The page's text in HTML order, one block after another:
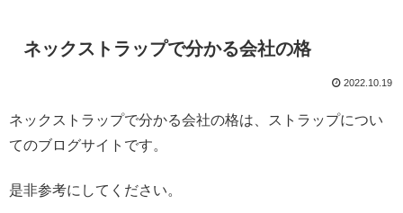
ネックストラップで分かる会社の格
2022.10.19
ネックストラップで分かる会社の格は、ストラップについ
てのブログサイトです。
是非参考にしてください。